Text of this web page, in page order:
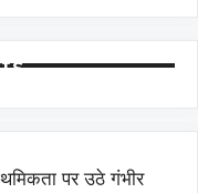
पर उठे गंभीर